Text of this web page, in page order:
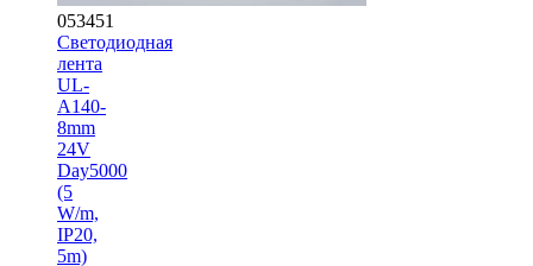
053451
Светодиодная
лента
UL-
A140-
8mm
24V
Day5000
(5
W/m,
IP20,
5m)